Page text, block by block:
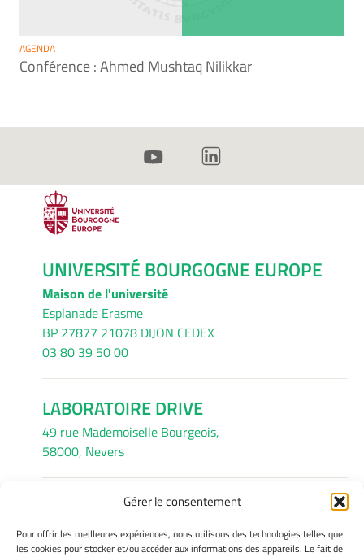
Gérer le consentement
Pour offrir les meilleures expériences, nous utilisons des technologies telles que
les cookies pour stocker et/ou accéder aux informations des appareils. Le fait de
AGENDA
Conférence : Ahmed Mushtaq Nilikkar
UNIVERSITÉ BOURGOGNE EUROPE
Maison de l'université
Esplanade Erasme
BP 27877 21078 DIJON CEDEX
03 80 39 50 00
LABORATOIRE DRIVE
49 rue Mademoiselle Bourgeois,
58000, Nevers
INFORMATIONS LÉGALES
Mentions légales